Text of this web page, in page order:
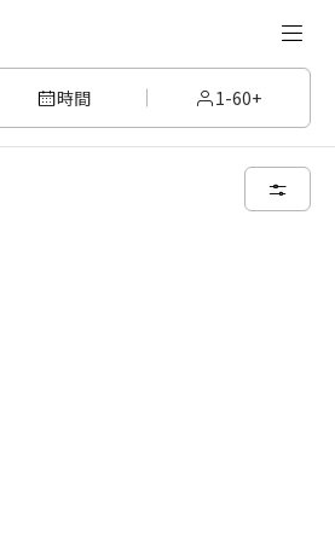
時間 1-60+
條件，或著您可以調整地圖的搜尋區域